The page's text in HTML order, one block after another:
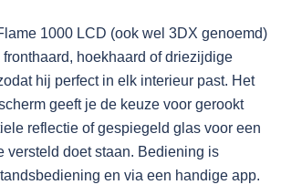
1000 LCD (ook wel 3DX genoemd)
hoekhaard of driezijdige
hij perfect in elk interieur past. Het
geeft je de keuze voor gerookt
reflectie of gespiegeld glas voor een
versteld doet staan. Bediening is
en via een handige app.